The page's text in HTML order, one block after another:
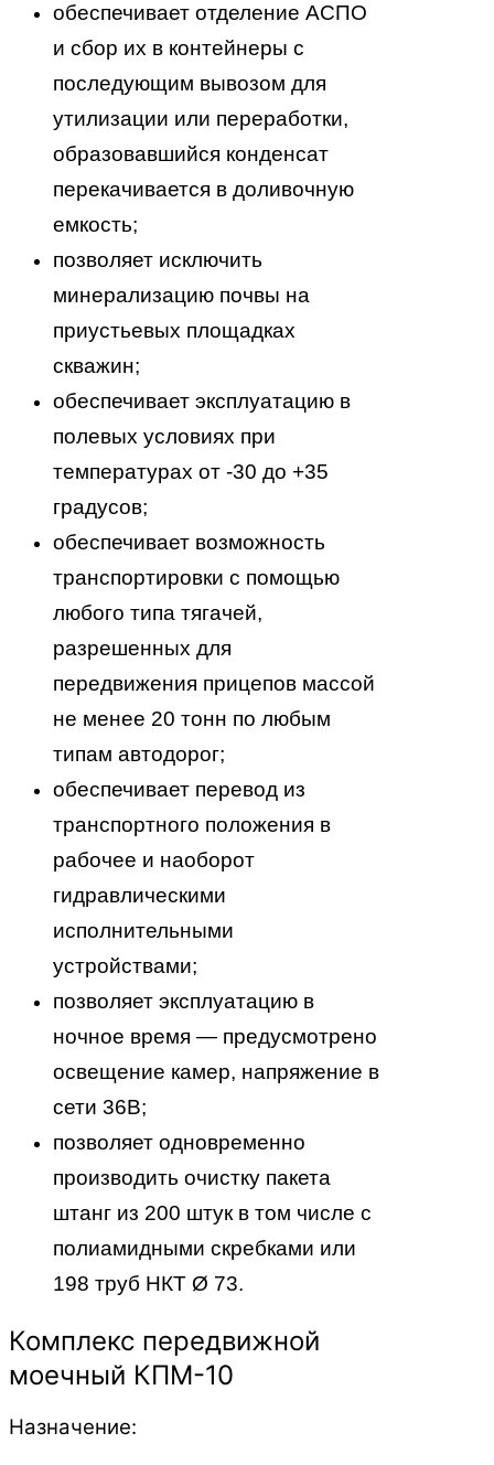
обеспечивает отделение АСПО
и сбор их в контейнеры с
последующим вывозом для
утилизации или переработки,
образовавшийся конденсат
перекачивается в доливочную
емкость;
позволяет исключить
минерализацию почвы на
приустьевых площадках
скважин;
обеспечивает эксплуатацию в
полевых условиях при
температурах от -30 до +35
градусов;
обеспечивает возможность
транспортировки с помощью
любого типа тягачей,
разрешенных для
передвижения прицепов массой
не менее 20 тонн по любым
типам автодорог;
обеспечивает перевод из
транспортного положения в
рабочее и наоборот
гидравлическими
исполнительными
устройствами;
позволяет эксплуатацию в
ночное время — предусмотрено
освещение камер, напряжение в
сети 36В;
позволяет одновременно
производить очистку пакета
штанг из 200 штук в том числе с
полиамидными скребками или
198 труб НКТ Ø 73.
Комплекс передвижной
моечный КПМ-10
Назначение: